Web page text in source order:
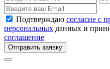
Подтверждаю согласие с
персональных данных и
соглашение
Отправить заявку